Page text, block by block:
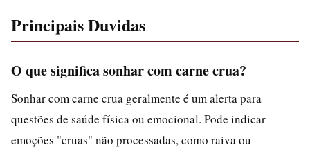
Principais Duvidas
O que significa sonhar com carne crua?
Sonhar com carne crua geralmente é um alerta para
questões de saúde física ou emocional. Pode indicar
emoções "cruas" não processadas, como raiva ou